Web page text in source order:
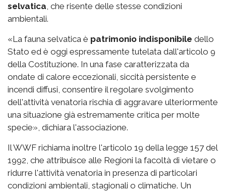
selvatica , che risente delle stesse condizioni
ambientali.
«La fauna selvatica è patrimonio indisponibile dello
Stato ed è oggi espressamente tutelata dall'articolo 9
della Costituzione. In una fase caratterizzata da
ondate di calore eccezionali, siccità persistente e
incendi diffusi, consentire il regolare svolgimento
dell'attività venatoria rischia di aggravare ulteriormente
una situazione già estremamente critica per molte
specie», dichiara l'associazione.
Il WWF richiama inoltre l'articolo 19 della legge 157 del
1992, che attribuisce alle Regioni la facoltà di vietare o
ridurre l'attività venatoria in presenza di particolari
condizioni ambientali, stagionali o climatiche. Un